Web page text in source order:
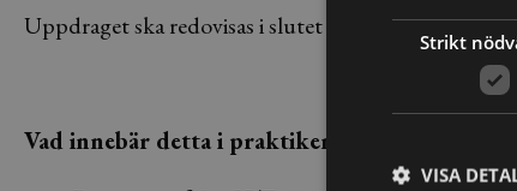
Uppdraget ska redovisas i slutet av sommaren 2016.
Vad innebär detta i praktiken?
Strikt
VISA